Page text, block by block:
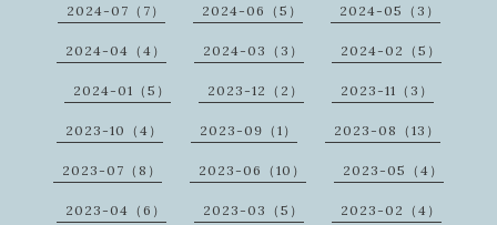
2024-07（7） 2024-06（5） 2024-05（3）
2024-04（4） 2024-03（3） 2024-02（5）
2024-01（5） 2023-12（2） 2023-11（3）
2023-10（4） 2023-09（1） 2023-08（13）
2023-07（8） 2023-06（10） 2023-05（4）
2023-04（6） 2023-03（5） 2023-02（4）